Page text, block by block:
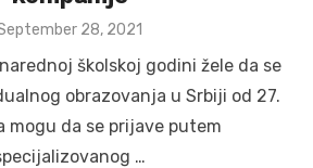
28, 2021
školskoj godini žele da se
obrazovanja u Srbiji od 27.
mogu da se prijave putem
…